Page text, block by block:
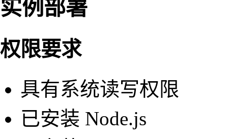
实例部署
权限要求
具有系统读写权限
已安装 Node.js